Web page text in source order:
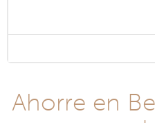
Ahorre en